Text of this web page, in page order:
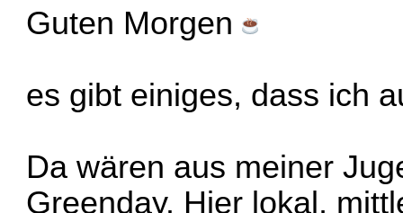
Guten Morgen
es gibt einiges, dass ich
Da wären aus meiner
Greenday. Hier lokal,